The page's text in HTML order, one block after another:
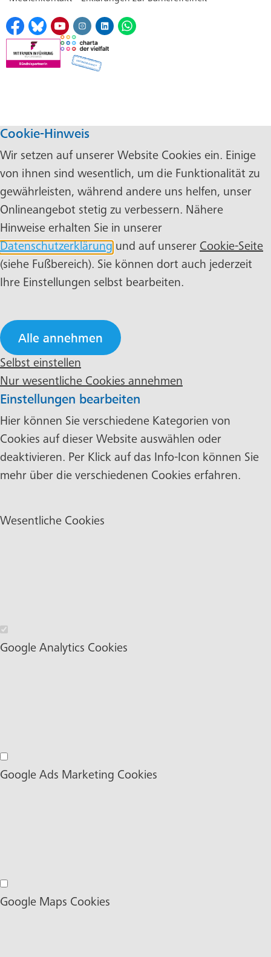
Cookie-Hinweis
Wir setzen auf unserer Website Cookies ein. Einige
von ihnen sind wesentlich, um die Funktionalität zu
gewährleisten, während andere uns helfen, unser
Onlineangebot stetig zu verbessern. Nähere
Hinweise erhalten Sie in unserer
Datenschutzerklärung und auf unserer Cookie-Seite
(siehe Fußbereich). Sie können dort auch jederzeit
Ihre Einstellungen selbst bearbeiten.
Alle annehmen
Selbst einstellen
Nur wesentliche Cookies annehmen
Einstellungen bearbeiten
Hier können Sie verschiedene Kategorien von
Cookies auf dieser Website auswählen oder
deaktivieren. Per Klick auf das Info-Icon können Sie
mehr über die verschiedenen Cookies erfahren.
Wesentliche Cookies
Wesentliche Cookies
Google Analytics Cookies
Google Analytics Cookies
Google Ads Marketing Cookies
Google Ads Marketing Cookies
Google Maps Cookies